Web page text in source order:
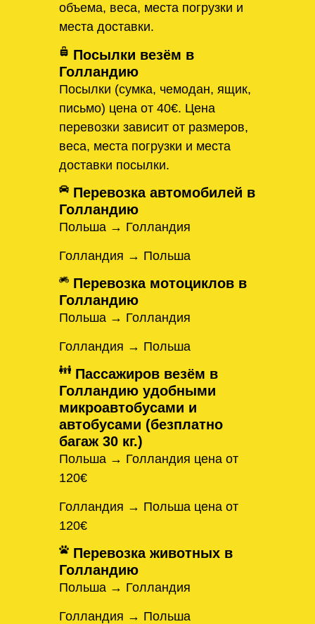
объема, веса, места погрузки и
места доставки.
Посылки везём в
Голландию
Посылки (сумка, чемодан, ящик,
письмо) цена от 40€. Цена
перевозки зависит от размеров,
веса, места погрузки и места
доставки посылки.
Перевозка автомобилей в
Голландию
Польша → Голландия
Голландия → Польша
Перевозка мотоциклов в
Голландию
Польша → Голландия
Голландия → Польша
Пассажиров везём в
Голландию удобными
микроавтобусами и
автобусами (безплатно
багаж 30 кг.)
Польша → Голландия цена от
120€
Голландия → Польша цена от
120€
Перевозка животных в
Голландию
Польша → Голландия
Голландия → Польша